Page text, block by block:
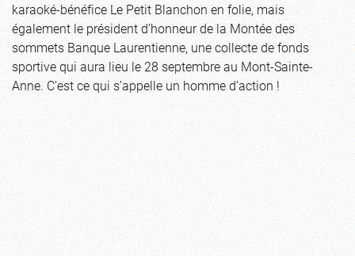
karaoké-bénéfice Le Petit Blanchon en folie, mais
également le président d’honneur de la Montée des
sommets Banque Laurentienne, une collecte de fonds
sportive qui aura lieu le 28 septembre au Mont-Sainte-
Anne. C’est ce qui s’appelle un homme d’action !